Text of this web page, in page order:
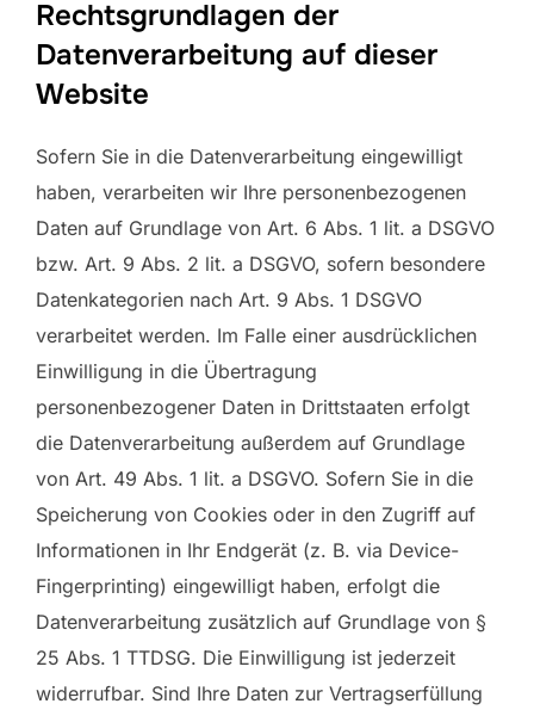
Rechtsgrundlagen der
Datenverarbeitung auf dieser
Website
Sofern Sie in die Datenverarbeitung eingewilligt
haben, verarbeiten wir Ihre personenbezogenen
Daten auf Grundlage von Art. 6 Abs. 1 lit. a DSGVO
bzw. Art. 9 Abs. 2 lit. a DSGVO, sofern besondere
Datenkategorien nach Art. 9 Abs. 1 DSGVO
verarbeitet werden. Im Falle einer ausdrücklichen
Einwilligung in die Übertragung
personenbezogener Daten in Drittstaaten erfolgt
die Datenverarbeitung außerdem auf Grundlage
von Art. 49 Abs. 1 lit. a DSGVO. Sofern Sie in die
Speicherung von Cookies oder in den Zugriff auf
Informationen in Ihr Endgerät (z. B. via Device-
Fingerprinting) eingewilligt haben, erfolgt die
Datenverarbeitung zusätzlich auf Grundlage von §
25 Abs. 1 TTDSG. Die Einwilligung ist jederzeit
widerrufbar. Sind Ihre Daten zur Vertragserfüllung